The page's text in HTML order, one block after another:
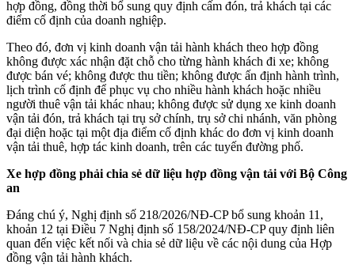
hợp đồng, đồng thời bổ sung quy định cấm đón, trả khách tại các
điểm cố định của doanh nghiệp.
Theo đó, đơn vị kinh doanh vận tải hành khách theo hợp đồng
không được xác nhận đặt chỗ cho từng hành khách đi xe; không
được bán vé; không được thu tiền; không được ấn định hành trình,
lịch trình cố định để phục vụ cho nhiều hành khách hoặc nhiều
người thuê vận tải khác nhau; không được sử dụng xe kinh doanh
vận tải đón, trả khách tại trụ sở chính, trụ sở chi nhánh, văn phòng
đại diện hoặc tại một địa điểm cố định khác do đơn vị kinh doanh
vận tải thuê, hợp tác kinh doanh, trên các tuyến đường phố.
Xe hợp đồng phải chia sẻ dữ liệu hợp đồng vận tải với Bộ Công
an
Đáng chú ý, Nghị định số 218/2026/NĐ-CP bổ sung khoản 11,
khoản 12 tại Điều 7 Nghị định số 158/2024/NĐ-CP quy định liên
quan đến việc kết nối và chia sẻ dữ liệu về các nội dung của Hợp
đồng vận tải hành khách.